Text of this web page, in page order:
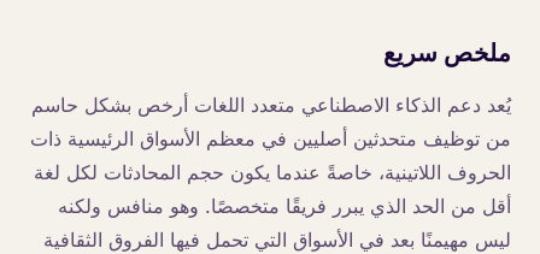
ملخص سريع
يُعد دعم الذكاء الاصطناعي متعدد اللغات أرخص بشكل حاسم
من توظيف متحدثين أصليين في معظم الأسواق الرئيسية ذات
الحروف اللاتينية، خاصةً عندما يكون حجم المحادثات لكل لغة
أقل من الحد الذي يبرر فريقًا متخصصًا. وهو منافس ولكنه
ليس مهيمنًا بعد في الأسواق التي تحمل فيها الفروق الثقافية